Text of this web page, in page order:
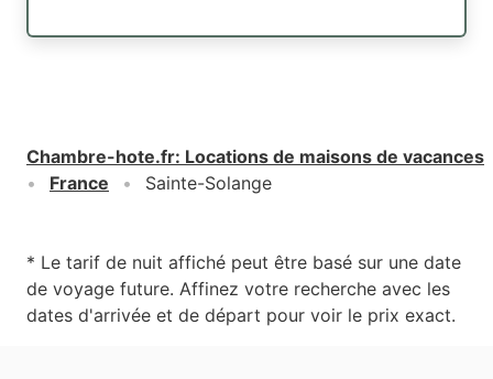
Chambre-hote.fr: Locations de maisons de vacances
France
Sainte-Solange
* Le tarif de nuit affiché peut être basé sur une date
de voyage future. Affinez votre recherche avec les
dates d'arrivée et de départ pour voir le prix exact.